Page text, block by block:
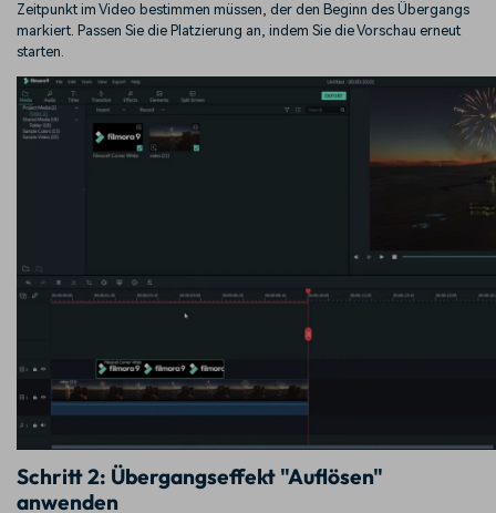
Zeitpunkt im Video bestimmen müssen, der den Beginn des Übergangs
markiert. Passen Sie die Platzierung an, indem Sie die Vorschau erneut
starten.
Schritt 2: Übergangseffekt "Auflösen"
anwenden